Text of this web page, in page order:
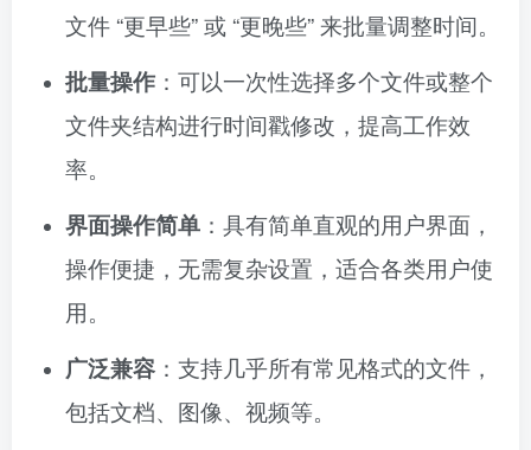
文件 “更早些” 或 “更晚些” 来批量调整时间。
批量操作 ：可以一次性选择多个文件或整个
文件夹结构进行时间戳修改，提高工作效
率。
界面操作简单 ：具有简单直观的用户界面，
操作便捷，无需复杂设置，适合各类用户使
用。
广泛兼容 ：支持几乎所有常见格式的文件，
包括文档、图像、视频等。